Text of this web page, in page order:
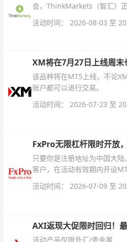
会，ThinkMarkets（智汇）
杆配置、支持软件及交易细则
活动时间： 2026-08-03 至
XM将在7月27日上线周末
该品种将在MT5上线，不论
账户都可以进行交易。
活动时间： 2026-07-23 至
FxPro无限杠杆限时开放
只要你是注册地址为中国大
客户，在活动有效期内开设
活动时间： 2026-07-09 至
AXI返现大促限时回归！
活动产品仅限外汇/贵金属